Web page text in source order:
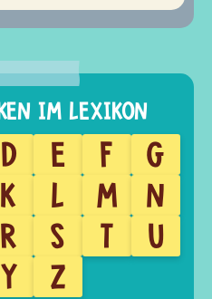
D E F
G
K L M
N
R S T
U
Y Z